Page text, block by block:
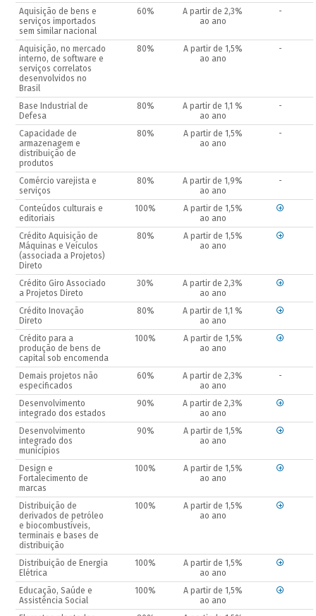
Aquisição de bens e
serviços importados
sem similar nacional
60%
A partir de 2,3%
ao ano
-
Aquisição, no mercado
interno, de software e
serviços correlatos
desenvolvidos no
Brasil
80%
A partir de 1,5%
ao ano
-
Base Industrial de
Defesa
80%
A partir de 1,1 %
ao ano
-
Capacidade de
armazenagem e
distribuição de
produtos
80%
A partir de 1,5%
ao ano
-
Comércio varejista e
serviços
80%
A partir de 1,9%
ao ano
-
Conteúdos culturais e
editoriais
100%
A partir de 1,5%
ao ano
Crédito Aquisição de
Máquinas e Veículos
(associada a Projetos)
Direto
80%
A partir de 1,5%
ao ano
Crédito Giro Associado
a Projetos Direto
30%
A partir de 2,3%
ao ano
Crédito Inovação
Direto
80%
A partir de 1,1 %
ao ano
Crédito para a
produção de bens de
capital sob encomenda
100%
A partir de 1,5%
ao ano
Demais projetos não
especificados
60%
A partir de 2,3%
ao ano
-
Desenvolvimento
integrado dos estados
90%
A partir de 2,3%
ao ano
Desenvolvimento
integrado dos
municípios
90%
A partir de 1,5%
ao ano
Design e
Fortalecimento de
marcas
100%
A partir de 1,5%
ao ano
Distribuição de
derivados de petróleo
e biocombustíveis,
terminais e bases de
distribuição
100%
A partir de 1,5%
ao ano
Distribuição de Energia
Elétrica
100%
A partir de 1,5%
ao ano
Educação, Saúde e
Assistência Social
100%
A partir de 1,5%
ao ano